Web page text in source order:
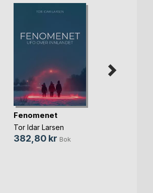
Fenomenet
Tor Idar Larsen
382,80 kr Bok